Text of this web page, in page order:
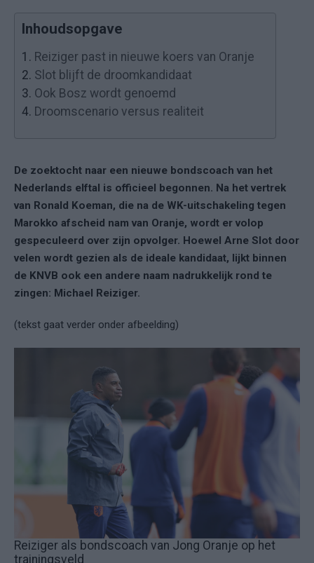
Inhoudsopgave
1. Reiziger past in nieuwe koers van Oranje
2. Slot blijft de droomkandidaat
3. Ook Bosz wordt genoemd
4. Droomscenario versus realiteit
De zoektocht naar een nieuwe bondscoach van het
Nederlands elftal is officieel begonnen. Na het vertrek
van Ronald Koeman, die na de WK-uitschakeling tegen
Marokko afscheid nam van Oranje, wordt er volop
gespeculeerd over zijn opvolger. Hoewel Arne Slot door
velen wordt gezien als de ideale kandidaat, lijkt binnen
de KNVB ook een andere naam nadrukkelijk rond te
zingen: Michael Reiziger.
(tekst gaat verder onder afbeelding)
Reiziger als bondscoach van Jong Oranje op het
trainingsveld